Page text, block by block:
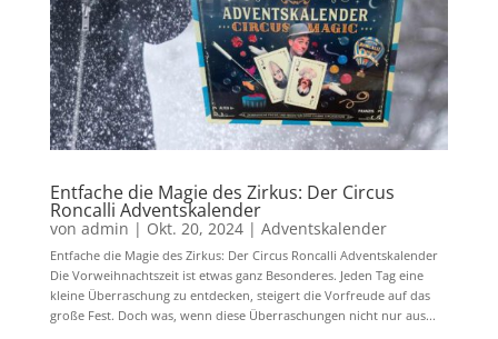
Entfache die Magie des Zirkus: Der Circus
Roncalli Adventskalender
von admin | Okt. 20, 2024| Adventskalender
Entfache die Magie des Zirkus: Der Circus Roncalli Adventskalender
Die Vorweihnachtszeit ist etwas ganz Besonderes. Jeden Tag eine
kleine Überraschung zu entdecken, steigert die Vorfreude auf das
große Fest. Doch was, wenn diese Überraschungen nicht nur aus...